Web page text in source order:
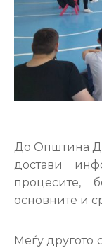
Документи
Услуги
Настани
До Општина
достави
процесите,
основните и
Меѓу другото